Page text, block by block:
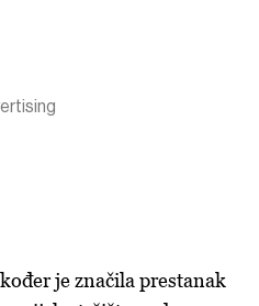
je značila prestanak